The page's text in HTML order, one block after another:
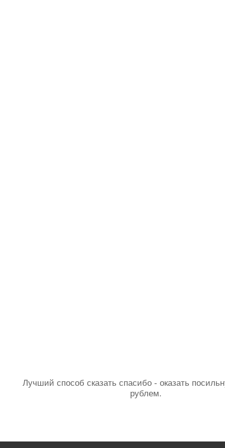
Лучший способ сказать спасибо - оказать
рублем.